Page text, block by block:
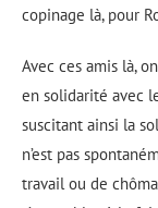
copinage là, pour
Avec ces amis là,
en solidarité avec
suscitant ainsi la
n’est pas
travail ou de